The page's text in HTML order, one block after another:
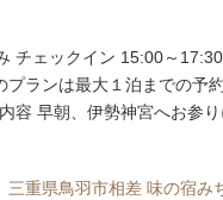
チェックイン 15:00～
プランは最大１泊までの予
容 早朝、伊勢神宮へお参
三重県鳥羽市相差 味の宿み